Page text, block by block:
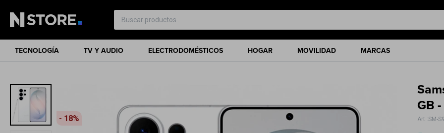
TECNOLOGÍA TV Y AUDIO ELECTRODOMÉSTICOS HOGAR MOVILIDAD MARCAS
18
GB
SM-